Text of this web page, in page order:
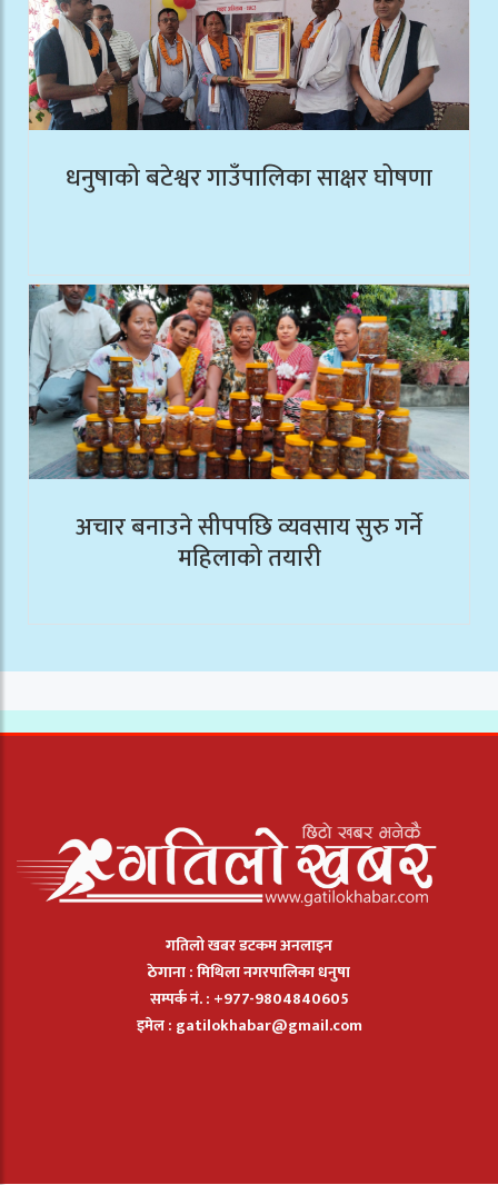
धनुषाको बटेश्वर गाउँपालिका साक्षर घोषणा
अचार बनाउने सीपपछि व्यवसाय सुरु गर्ने
महिलाको तयारी
गतिलो खबर डटकम अनलाइन
ठेगाना : मिथिला नगरपालिका धनुषा
सम्पर्क नं. : +977-9804840605
इमेल : gatilokhabar@gmail.com